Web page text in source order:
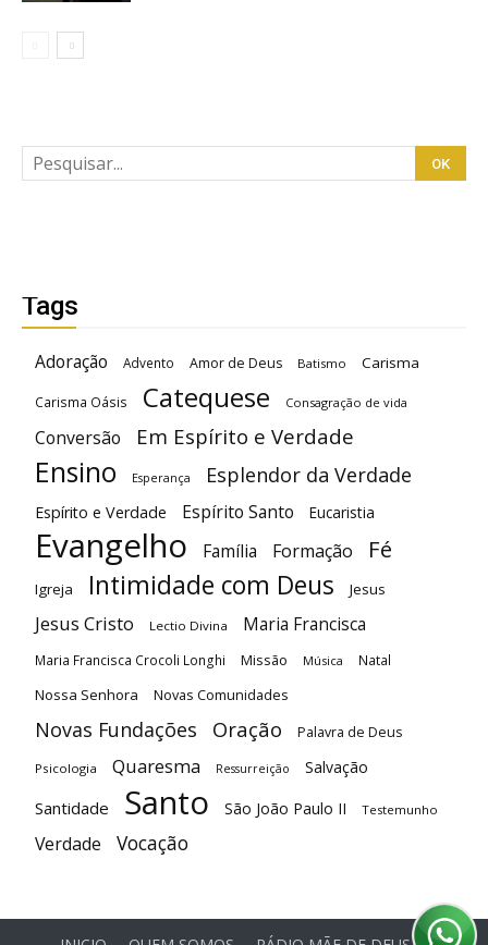
Tags
Adoração Advento Amor de Deus Batismo Carisma
Carisma Oásis Catequese Consagração de vida
Conversão Em Espírito e Verdade
Ensino Esperança Esplendor da Verdade
Espírito e Verdade Espírito Santo Eucaristia
Evangelho Família Formação Fé
Igreja Intimidade com Deus Jesus
Jesus Cristo Lectio Divina Maria Francisca
Maria Francisca Crocoli Longhi Missão Música Natal
Nossa Senhora Novas Comunidades
Novas Fundações Oração Palavra de Deus
Psicologia Quaresma Ressurreição Salvação
Santidade Santo São João Paulo II Testemunho
Verdade Vocação